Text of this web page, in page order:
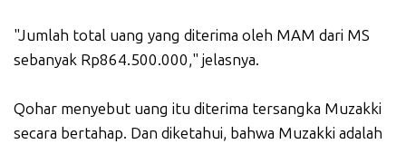
"Jumlah total uang yang diterima oleh MAM dari MS
sebanyak Rp864.500.000," jelasnya.
Qohar menyebut uang itu diterima tersangka Muzakki
secara bertahap. Dan diketahui, bahwa Muzakki adalah